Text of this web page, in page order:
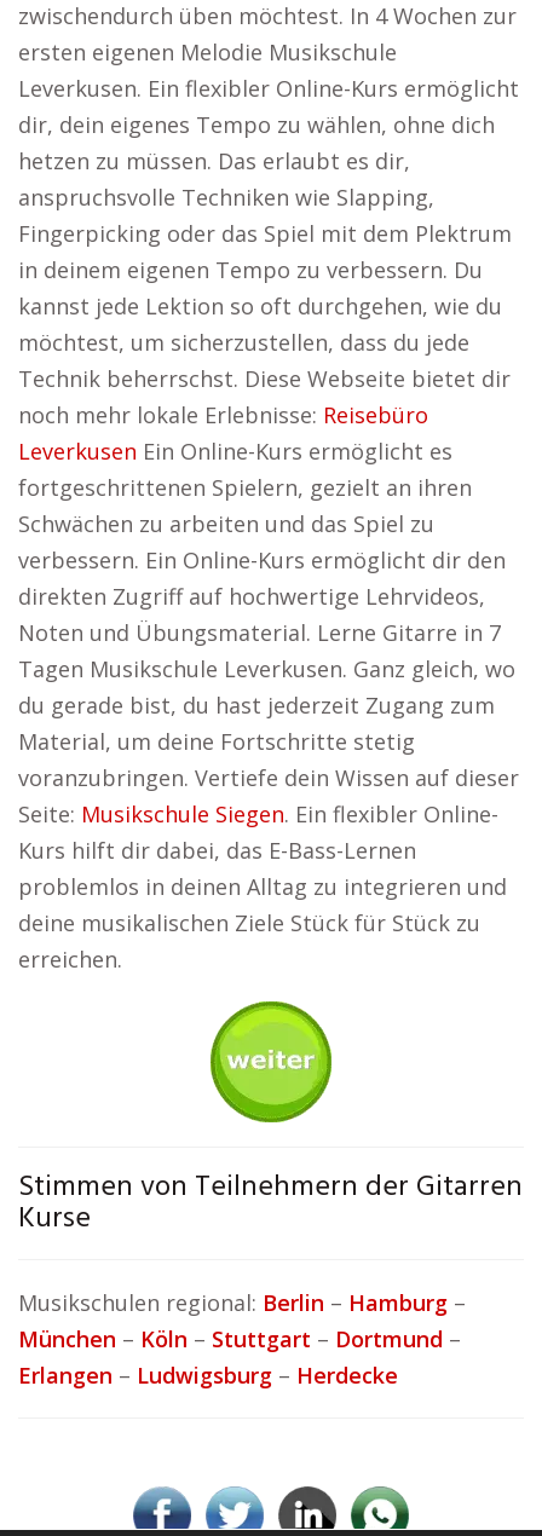
zwischendurch üben möchtest. In 4 Wochen zur
ersten eigenen Melodie Musikschule
Leverkusen. Ein flexibler Online-Kurs ermöglicht
dir, dein eigenes Tempo zu wählen, ohne dich
hetzen zu müssen. Das erlaubt es dir,
anspruchsvolle Techniken wie Slapping,
Fingerpicking oder das Spiel mit dem Plektrum
in deinem eigenen Tempo zu verbessern. Du
kannst jede Lektion so oft durchgehen, wie du
möchtest, um sicherzustellen, dass du jede
Technik beherrschst. Diese Webseite bietet dir
noch mehr lokale Erlebnisse: Reisebüro
Leverkusen Ein Online-Kurs ermöglicht es
fortgeschrittenen Spielern, gezielt an ihren
Schwächen zu arbeiten und das Spiel zu
verbessern. Ein Online-Kurs ermöglicht dir den
direkten Zugriff auf hochwertige Lehrvideos,
Noten und Übungsmaterial. Lerne Gitarre in 7
Tagen Musikschule Leverkusen. Ganz gleich, wo
du gerade bist, du hast jederzeit Zugang zum
Material, um deine Fortschritte stetig
voranzubringen. Vertiefe dein Wissen auf dieser
Seite: Musikschule Siegen. Ein flexibler Online-
Kurs hilft dir dabei, das E-Bass-Lernen
problemlos in deinen Alltag zu integrieren und
deine musikalischen Ziele Stück für Stück zu
erreichen.
Stimmen von Teilnehmern der Gitarren
Kurse
Musikschulen regional: Berlin – Hamburg –
München – Köln – Stuttgart – Dortmund –
Erlangen – Ludwigsburg – Herdecke